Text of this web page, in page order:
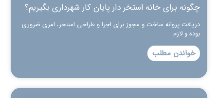
چگونه برای خانه استخر دار پایان کار شهرداری بگیریم؟
دریافت پروانه ساخت و مجوز برای اجرا و طراحی استخر، امری ضروری
بوده و لازم
خواندن مطلب